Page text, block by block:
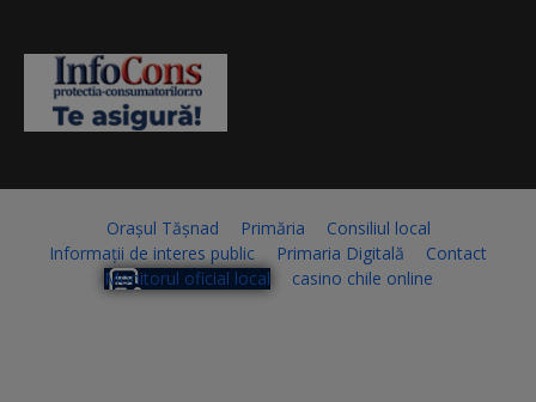
Orașul Tășnad Primăria
Consiliul local
Informații de interes public
Primaria Digitală
Contact
Monitorul oficial local
casino chile online